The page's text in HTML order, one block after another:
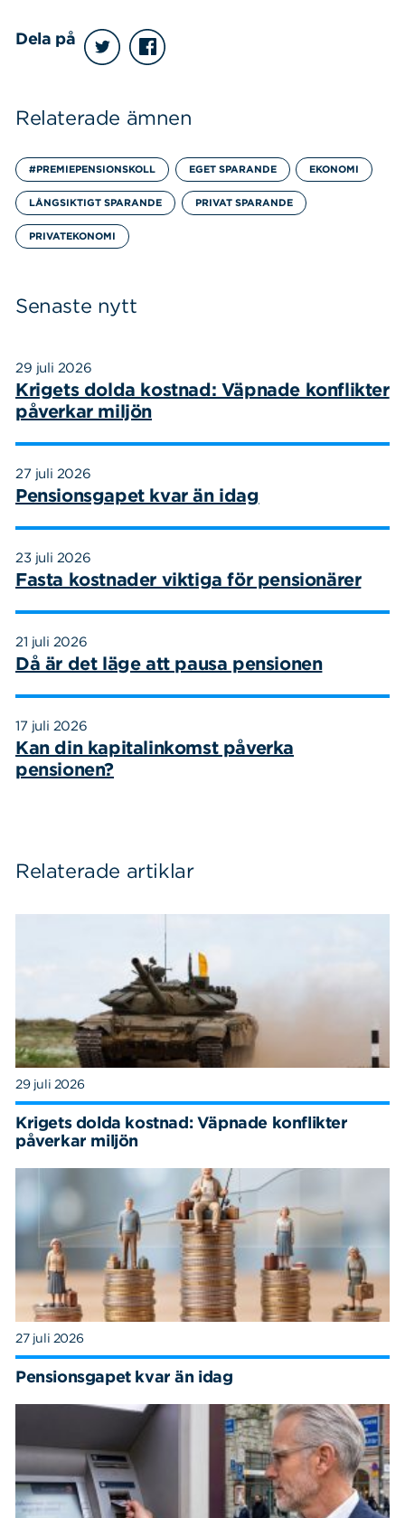
Dela på
Relaterade ämnen
#PREMIEPENSIONSKOLL EGET SPARANDE EKONOMI
LÅNGSIKTIGT SPARANDE PRIVAT SPARANDE
PRIVATEKONOMI
Senaste nytt
29 juli 2026
Krigets dolda kostnad: Väpnade konflikter
påverkar miljön
27 juli 2026
Pensionsgapet kvar än idag
23 juli 2026
Fasta kostnader viktiga för pensionärer
21 juli 2026
Då är det läge att pausa pensionen
17 juli 2026
Kan din kapitalinkomst påverka
pensionen?
Relaterade artiklar
29 juli 2026
Krigets dolda kostnad: Väpnade konflikter
påverkar miljön
27 juli 2026
Pensionsgapet kvar än idag